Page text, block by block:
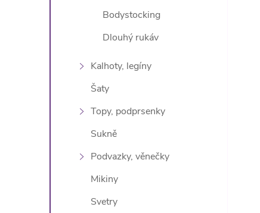
Bodystocking
Dlouhý rukáv
Kalhoty, legíny
Šaty
Topy, podprsenky
Sukně
Podvazky, věnečky
Mikiny
Svetry